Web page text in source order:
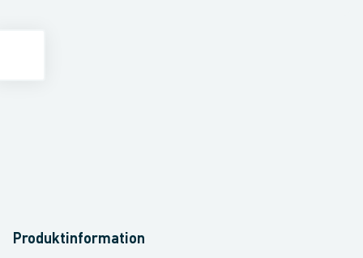
Produktinformation